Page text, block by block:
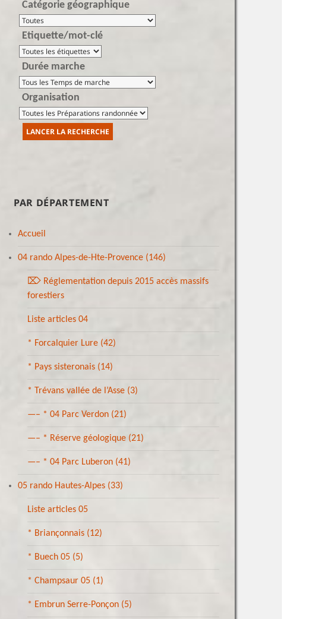
Catégorie géographique
Etiquette/mot-clé
Durée marche
Organisation
PAR DÉPARTEMENT
Accueil
04 rando Alpes-de-Hte-Provence (146)
⌦ Réglementation depuis 2015 accès massifs
forestiers
Liste articles 04
* Forcalquier Lure (42)
* Pays sisteronais (14)
* Trévans vallée de l’Asse (3)
—– * 04 Parc Verdon (21)
—– * Réserve géologique (21)
—– * 04 Parc Luberon (41)
05 rando Hautes-Alpes (33)
Liste articles 05
* Briançonnais (12)
* Buech 05 (5)
* Champsaur 05 (1)
* Embrun Serre-Ponçon (5)